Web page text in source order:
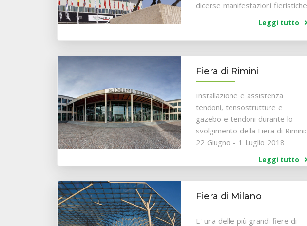
dicerse manifestazioni fieristiche
Leggi tutto
Fiera di Rimini
Installazione e assistenza
tendoni, tensostrutture e
gazebo e tendoni durante lo
svolgimento della Fiera di Rimini:
22 Giugno - 1 Luglio 2018
Leggi tutto
Fiera di Milano
E' una delle più grandi fiere di